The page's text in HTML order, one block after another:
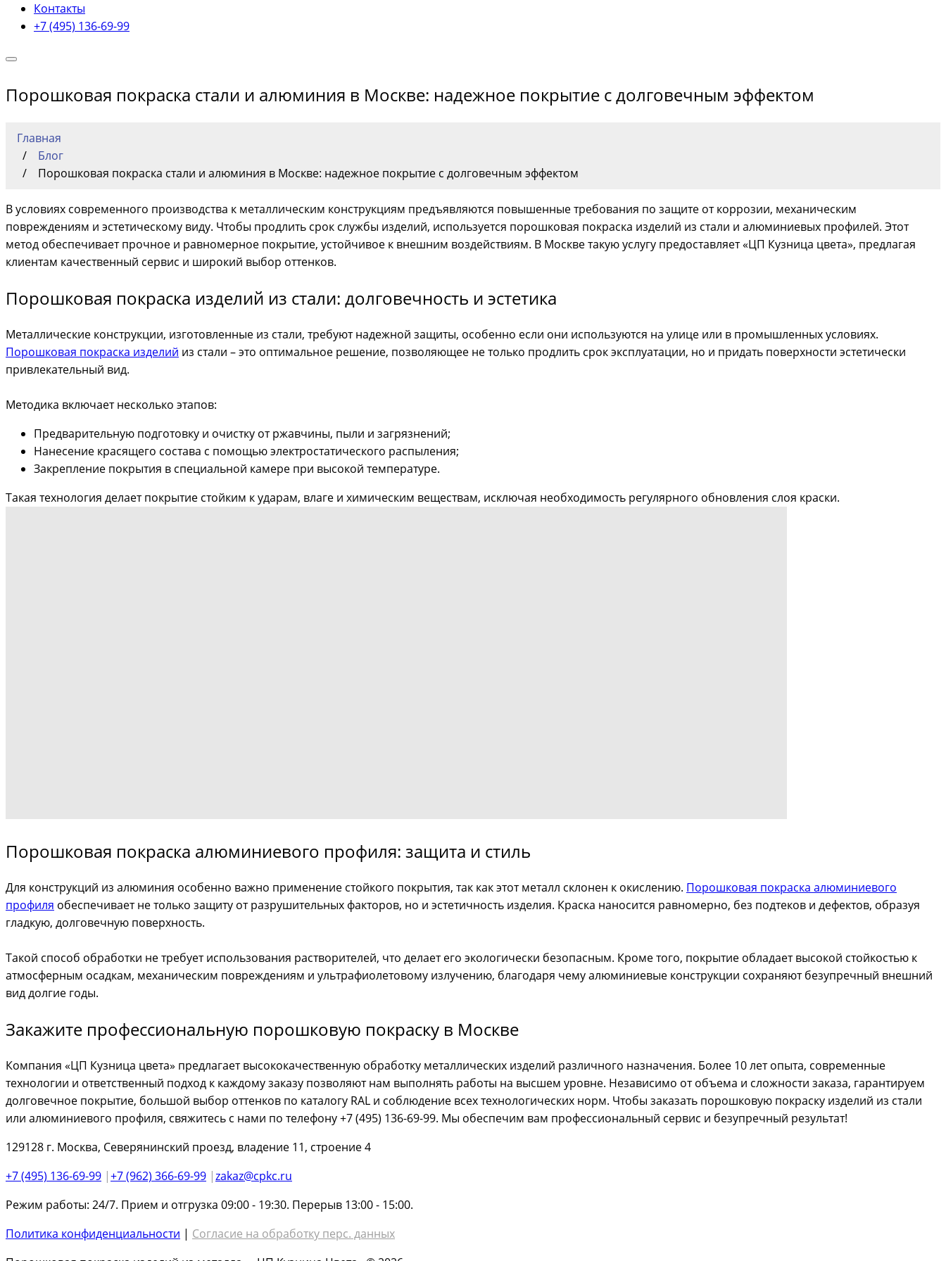
Контакты
+7 (495) 136-69-99
Порошковая покраска стали и алюминия в Москве: надежное покрытие с долговечным эффектом
Главная
Блог
Порошковая покраска стали и алюминия в Москве: надежное покрытие с долговечным эффектом
В условиях современного производства к металлическим конструкциям предъявляются повышенные требования по защите от коррозии, механическим
повреждениям и эстетическому виду. Чтобы продлить срок службы изделий, используется порошковая покраска изделий из стали и алюминиевых профилей. Этот
метод обеспечивает прочное и равномерное покрытие, устойчивое к внешним воздействиям. В Москве такую услугу предоставляет «ЦП Кузница цвета», предлагая
клиентам качественный сервис и широкий выбор оттенков.
Порошковая покраска изделий из стали: долговечность и эстетика
Металлические конструкции, изготовленные из стали, требуют надежной защиты, особенно если они используются на улице или в промышленных условиях.
Порошковая покраска изделий из стали – это оптимальное решение, позволяющее не только продлить срок эксплуатации, но и придать поверхности эстетически
привлекательный вид.
Методика включает несколько этапов:
Предварительную подготовку и очистку от ржавчины, пыли и загрязнений;
Нанесение красящего состава с помощью электростатического распыления;
Закрепление покрытия в специальной камере при высокой температуре.
Такая технология делает покрытие стойким к ударам, влаге и химическим веществам, исключая необходимость регулярного обновления слоя краски.
Порошковая покраска алюминиевого профиля: защита и стиль
Для конструкций из алюминия особенно важно применение стойкого покрытия, так как этот металл склонен к окислению. Порошковая покраска алюминиевого
профиля обеспечивает не только защиту от разрушительных факторов, но и эстетичность изделия. Краска наносится равномерно, без подтеков и дефектов, образуя
гладкую, долговечную поверхность.
Такой способ обработки не требует использования растворителей, что делает его экологически безопасным. Кроме того, покрытие обладает высокой стойкостью к
атмосферным осадкам, механическим повреждениям и ультрафиолетовому излучению, благодаря чему алюминиевые конструкции сохраняют безупречный внешний
вид долгие годы.
Закажите профессиональную порошковую покраску в Москве
Компания «ЦП Кузница цвета» предлагает высококачественную обработку металлических изделий различного назначения. Более 10 лет опыта, современные
технологии и ответственный подход к каждому заказу позволяют нам выполнять работы на высшем уровне. Независимо от объема и сложности заказа, гарантируем
долговечное покрытие, большой выбор оттенков по каталогу RAL и соблюдение всех технологических норм. Чтобы заказать порошковую покраску изделий из стали
или алюминиевого профиля, свяжитесь с нами по телефону +7 (495) 136-69-99. Мы обеспечим вам профессиональный сервис и безупречный результат!
129128 г. Москва, Северянинский проезд, владение 11, строение 4
+7 (495) 136-69-99 |+7 (962) 366-69-99 |zakaz@cpkc.ru
Режим работы: 24/7. Прием и отгрузка 09:00 - 19:30. Перерыв 13:00 - 15:00.
Политика конфиденциальности | Согласие на обработку перс. данных